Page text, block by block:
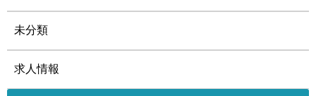
未分類
求人情報